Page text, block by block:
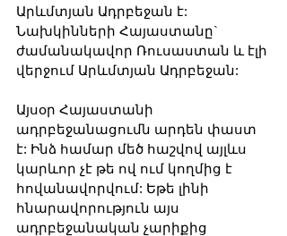
Արևմտյան Ադրբեջան է:
Նախկինների Հայաստանը`
ժամանակավոր Ռուսաստան և էլի
վերջում Արևմտյան Ադրբեջան:
Այսօր Հայաստանի
ադրբեջանացումն արդեն փաստ
է: Ինձ համար մեծ հաշվով այլևս
կարևոր չէ թե ով ում կողմից է
հովանավորվում: Եթե լինի
հնարավորություն այս
ադրբեջանական չարիքից